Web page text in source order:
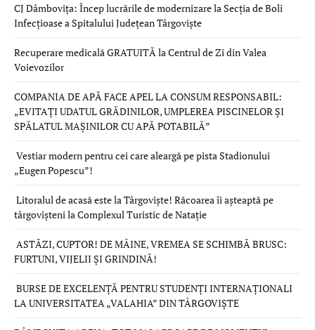
CJ Dâmbovița: Încep lucrările de modernizare la Secția de Boli
Infecțioase a Spitalului Județean Târgoviște
Recuperare medicală GRATUITĂ la Centrul de Zi din Valea
Voievozilor
COMPANIA DE APĂ FACE APEL LA CONSUM RESPONSABIL:
„EVITAȚI UDATUL GRĂDINILOR, UMPLEREA PISCINELOR ȘI
SPĂLATUL MAȘINILOR CU APĂ POTABILĂ”
Vestiar modern pentru cei care aleargă pe pista Stadionului
„Eugen Popescu”!
Litoralul de acasă este la Târgoviște! Răcoarea îi așteaptă pe
târgovișteni la Complexul Turistic de Natație
ASTĂZI, CUPTOR! DE MÂINE, VREMEA SE SCHIMBĂ BRUSC:
FURTUNI, VIJELII ȘI GRINDINĂ!
BURSE DE EXCELENȚĂ PENTRU STUDENȚI INTERNAȚIONALI
LA UNIVERSITATEA „VALAHIA” DIN TÂRGOVIȘTE